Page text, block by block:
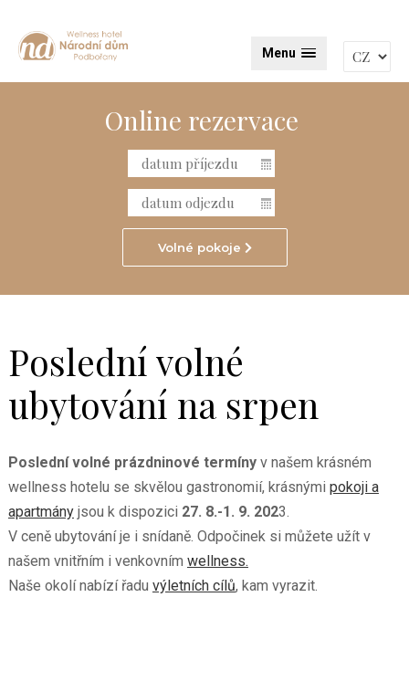
Menu
Online rezervace
Volné pokoje
Poslední volné
ubytování na srpen
Poslední volné prázdninové termínyv našem krásném
wellness hotelu se skvělou gastronomií, krásnými pokoji a
apartmányjsou k dispozici 27. 8.-1. 9. 2023.
V ceně ubytování je i snídaně. Odpočinek si můžete užít v
našem vnitřním i venkovním wellness.
Naše okolí nabízí řadu výletních cílů, kam vyrazit.